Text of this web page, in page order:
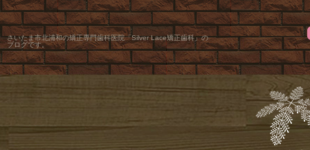
さいたま市北浦和の矯正専門歯科医院「Silver Lace矯正歯科」の
ブログです。